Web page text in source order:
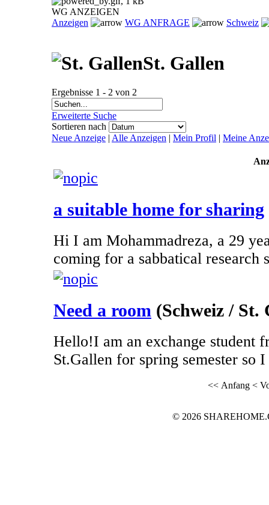
WG ANZEIGEN
Anzeigen
WG ANFRAGE Schweiz
St. Gallen
Ergebnisse 1 - 2 von 2
Erweiterte Suche
Sortieren nach
Neue Anzeige | Alle Anzeigen | Mein Profil | Meine
a suitable home for sharing
Hi I am Mohammadreza, a 29
coming for a sabbatical research
Need a room (Schweiz / St.
Hello!I am an exchange student
St.Gallen for spring semester so
<< Anfang <
© 2026